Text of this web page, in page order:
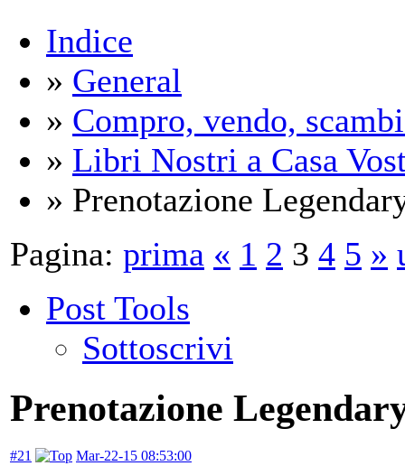
Indice
» General
» Compro, vendo,
» Libri Nostri a Casa
» Prenotazione
Pagina: prima « 1 2 3 4 5 »
Post Tools
Sottoscrivi
Prenotazione
#21 Mar-22-15 08:53:00